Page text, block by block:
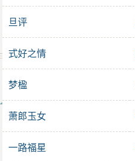
旦评
式好之情
梦楹
萧郎玉女
一路福星